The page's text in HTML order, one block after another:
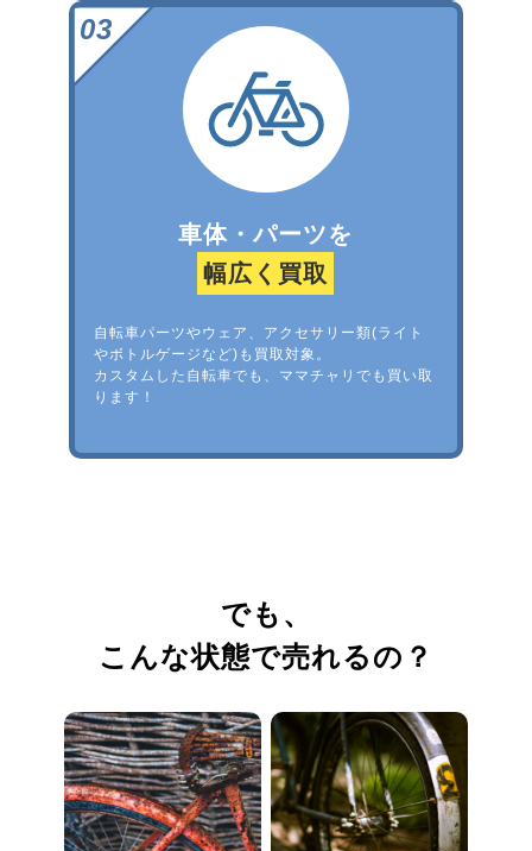
車体・パーツを
幅広く買取
自転車パーツやウェア、アクセサリー類(ライト
やボトルゲージなど)も買取対象。
カスタムした自転車でも、ママチャリでも買い取
ります！
でも、
こんな状態で売れるの？